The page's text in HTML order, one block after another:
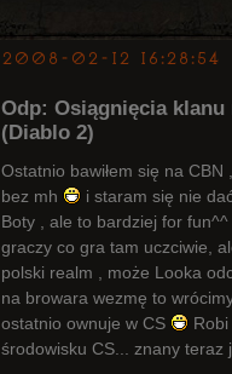
2008-02-12 16:28:54
Odp: Osiągnięcia klanu
(Diablo 2)
Ostatnio bawiłem się na
bez mh
i staram się nie
Boty , ale to bardziej for
graczy co gra tam uczciwie,
polski realm , może Looka
na browara wezmę to
ostatnio ownuje w CS
środowisku CS... znany teraz